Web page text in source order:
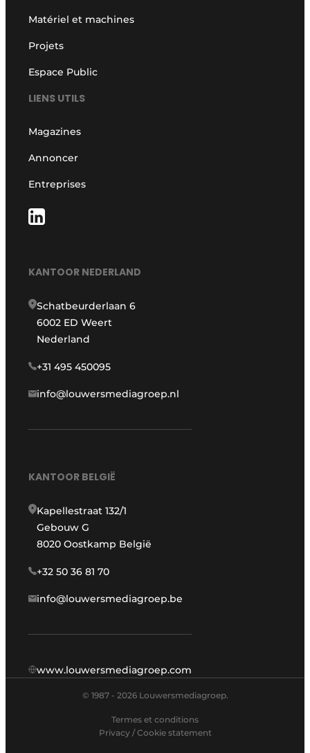
Matériel et machines
Projets
Espace Public
LIENS UTILS
Magazines
Annoncer
Entreprises
KANTOOR NEDERLAND
Schatbeurderlaan 6
6002 ED Weert
Nederland
+31 495 450095
info@louwersmediagroep.nl
KANTOOR BELGIË
Kapellestraat 132/1
Gebouw G
8020 Oostkamp België
+32 50 36 81 70
info@louwersmediagroep.be
www.louwersmediagroep.com
© 1987 - 2026 Louwersmediagroep.
Termes et conditions
Privacy / Cookie statement